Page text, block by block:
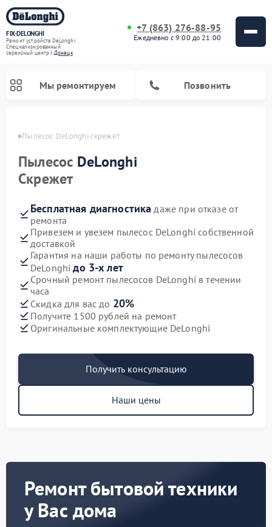
FIX-DELONGHI
Ремонт устройств DeLonghi
Специализированный
cервисный центр г.Донецк
+7 (863) 276-88-95
Ежедневно с 9:00 до 21:00
Мы ремонтируем Позвонить
Пылесос DeLonghi скрежет
Пылесос DeLonghi
Скрежет
Бесплатная диагностика даже при отказе от
ремонта
Привезем и увезем пылесос DeLonghi собственной
доставкой
Гарантия на наши работы по ремонту пылесосов
DeLonghiдо 3-х лет
Срочный ремонт пылесосов DeLonghi в течении
часа
Скидка для вас до 20%
Получите 1500 рублей на ремонт
Оригинальные комплектующие DeLonghi
Получить консультацию
Наши цены
Ремонт бытовой техники
у Вас дома